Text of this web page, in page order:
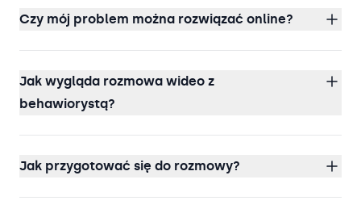
Czy mój problem można rozwiązać online?
Jak wygląda rozmowa wideo z
behawiorystą?
Jak przygotować się do rozmowy?